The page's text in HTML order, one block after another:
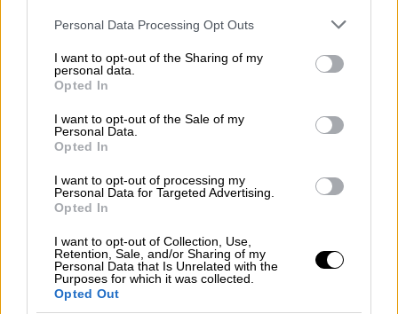
Please note that this website/app uses one or more Google
not limited to your visit or usage behaviour. You may click to
grant or deny consent to Google and its third-party tags to
use your data for below specified purposes in below Google
consent section.
Personal Data Processing Opt Outs
I want to opt-out of the Sharing of my
personal data.
Opted In
I want to opt-out of the Sale of my
Personal Data.
Opted In
I want to opt-out of processing my
Personal Data for Targeted Advertising.
Opted In
I want to opt-out of Collection, Use,
Retention, Sale, and/or Sharing of my
Personal Data that Is Unrelated with the
Purposes for which it was collected.
Opted Out
Market|08.05.2025 14:35
Οι αποδόσεις για τον νέο Πάπα: Τα
φαβορί και οι μεγάλες εκπλήξεις!
Ποιος είναι το φαβορί για τον νέο πάπα;
Ποιες οι αποδόσεις για την ήπειρο
καταγωγής του; Διαβάστε αναλυτικά την
ανάλυση
ΑΛΛΑ #TAGS
ειδήσεις τώρα